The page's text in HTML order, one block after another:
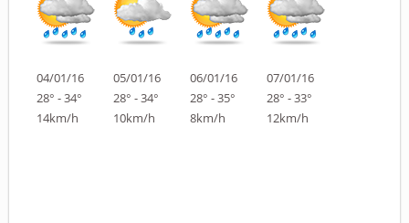
04/01/16
28° - 34°
14km/h
05/01/16
28° - 34°
10km/h
06/01/16
28° - 35°
8km/h
07/01/16
28° - 33°
12km/h